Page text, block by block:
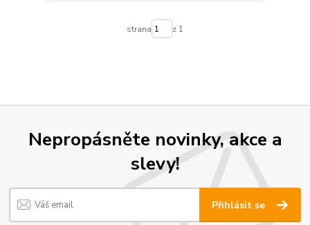
strana z 1
Nepropásněte novinky, akce a
slevy!
Přihlásit se